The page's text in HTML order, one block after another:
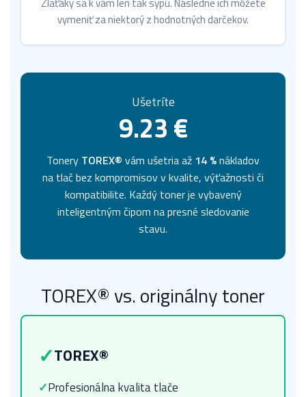
vymeniť za niektorý z hodnotných darčekov.
Ušetríte
9.23 €
Tonery TOREX® vám ušetria až 14 %nákladov
na tlač bez kompromisov v kvalite, výťažnosti či
kompatibilite. Každý toner je vybavený
inteligentným čipom na presné sledovanie
stavu.
TOREX® vs. originálny toner
✓TOREX®
✓Profesionálna kvalita tlače